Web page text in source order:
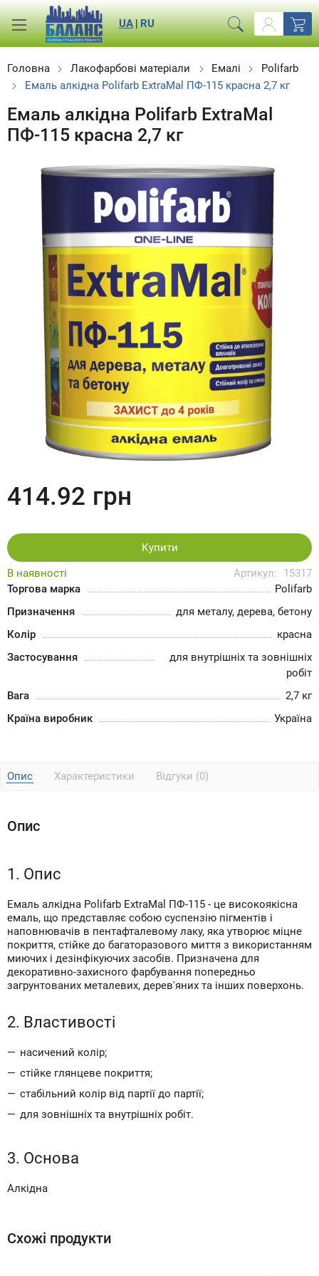
RU
|
UA
Головна Лакофарбові матеріали Емалі
Polifarb
Емаль алкідна Polifarb ExtraMal ПФ-115 красна 2,7 кг
Емаль алкідна Polifarb ExtraMal
ПФ-115 красна 2,7 кг
В наявності Артикул:
15317
Торгова марка
Polifarb
Призначення
для металу, дерева, бетону
Колір
красна
Застосування
для внутрішніх та зовнішніх
робіт
Вага
2,7 кг
Країна виробник
Україна
414.92 грн
Купити
Опис Характеристики Відгуки (0)
Опис
1. Опис
Емаль алкідна Polifarb ExtraMal ПФ-115 - це високоякісна
емаль, що представляє собою суспензію пігментів і
наповнювачів в пентафталевому лаку, яка утворює міцне
покриття, стійке до багаторазового миття з використанням
миючих і дезінфікуючих засобів. Призначена для
декоративно-захисного фарбування попередньо
загрунтованих металевих, дерев'яних та інших поверхонь.
2. Властивості
насичений колір;
стійке глянцеве покриття;
стабільний колір від партії до партії;
для зовнішніх та внутрішніх робіт.
3. Основа
Алкідна
Схожі продукти